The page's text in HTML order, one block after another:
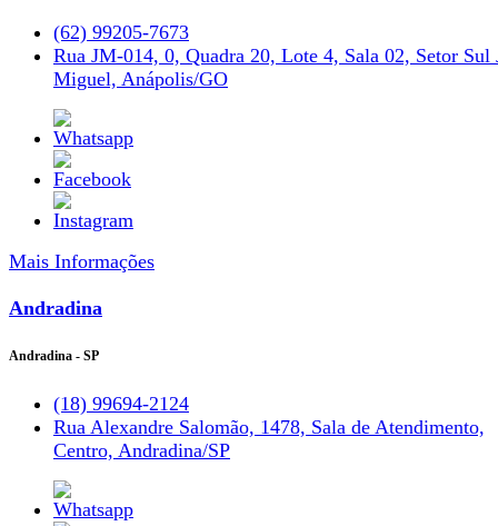
(62) 99205-7673
Rua JM-014, 0, Quadra 20, Lote 4, Sala 02, Setor Sul
Miguel, Anápolis/GO
Mais Informações
Andradina
Andradina - SP
(18) 99694-2124
Rua Alexandre Salomão, 1478, Sala de Atendimento,
Centro, Andradina/SP